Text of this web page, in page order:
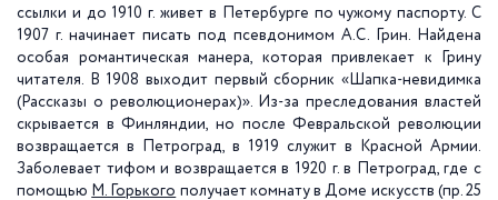
ссылки и до 1910 г. живет в Петербурге по чужому паспорту. С
1907 г. начинает писать под псевдонимом А.С. Грин. Найдена
особая романтическая манера, которая привлекает к Грину
читателя. В 1908 выходит первый сборник «Шапка-невидимка
(Рассказы о революционерах)». Из-за преследования властей
скрывается в Финляндии, но после Февральской революции
возвращается в Петроград, в 1919 служит в Красной Армии.
Заболевает тифом и возвращается в 1920 г. в Петроград, где с
помощью М. Горького получает комнату в Доме искусств (пр. 25